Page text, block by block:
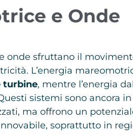
e Onde
onde sfruttano il
L’energia
turbine, mentre l’energia
sistemi sono ancora
ma offrono un
soprattutto in